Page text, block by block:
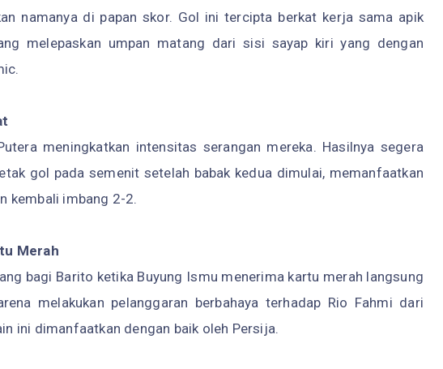
namanya di papan skor. Gol ini tercipta berkat kerja sama apik
melepaskan umpan matang dari sisi sayap kiri yang dengan
meningkatkan intensitas serangan mereka. Hasilnya segera
gol pada semenit setelah babak kedua dimulai, memanfaatkan
kembali imbang 2-2.
Merah
bagi Barito ketika Buyung Ismu menerima kartu merah langsung
melakukan pelanggaran berbahaya terhadap Rio Fahmi dari
ini dimanfaatkan dengan baik oleh Persija.